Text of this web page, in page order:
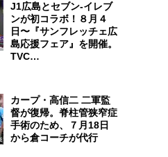
J1広島とセブン-イレブ
ンが初コラボ！８月４
日〜『サンフレッチェ広
島応援フェア』を開催。
TVC…
カープ・高信二 二軍監
督が復帰。脊柱管狭窄症
手術のため、７月18日
から倉コーチが代行